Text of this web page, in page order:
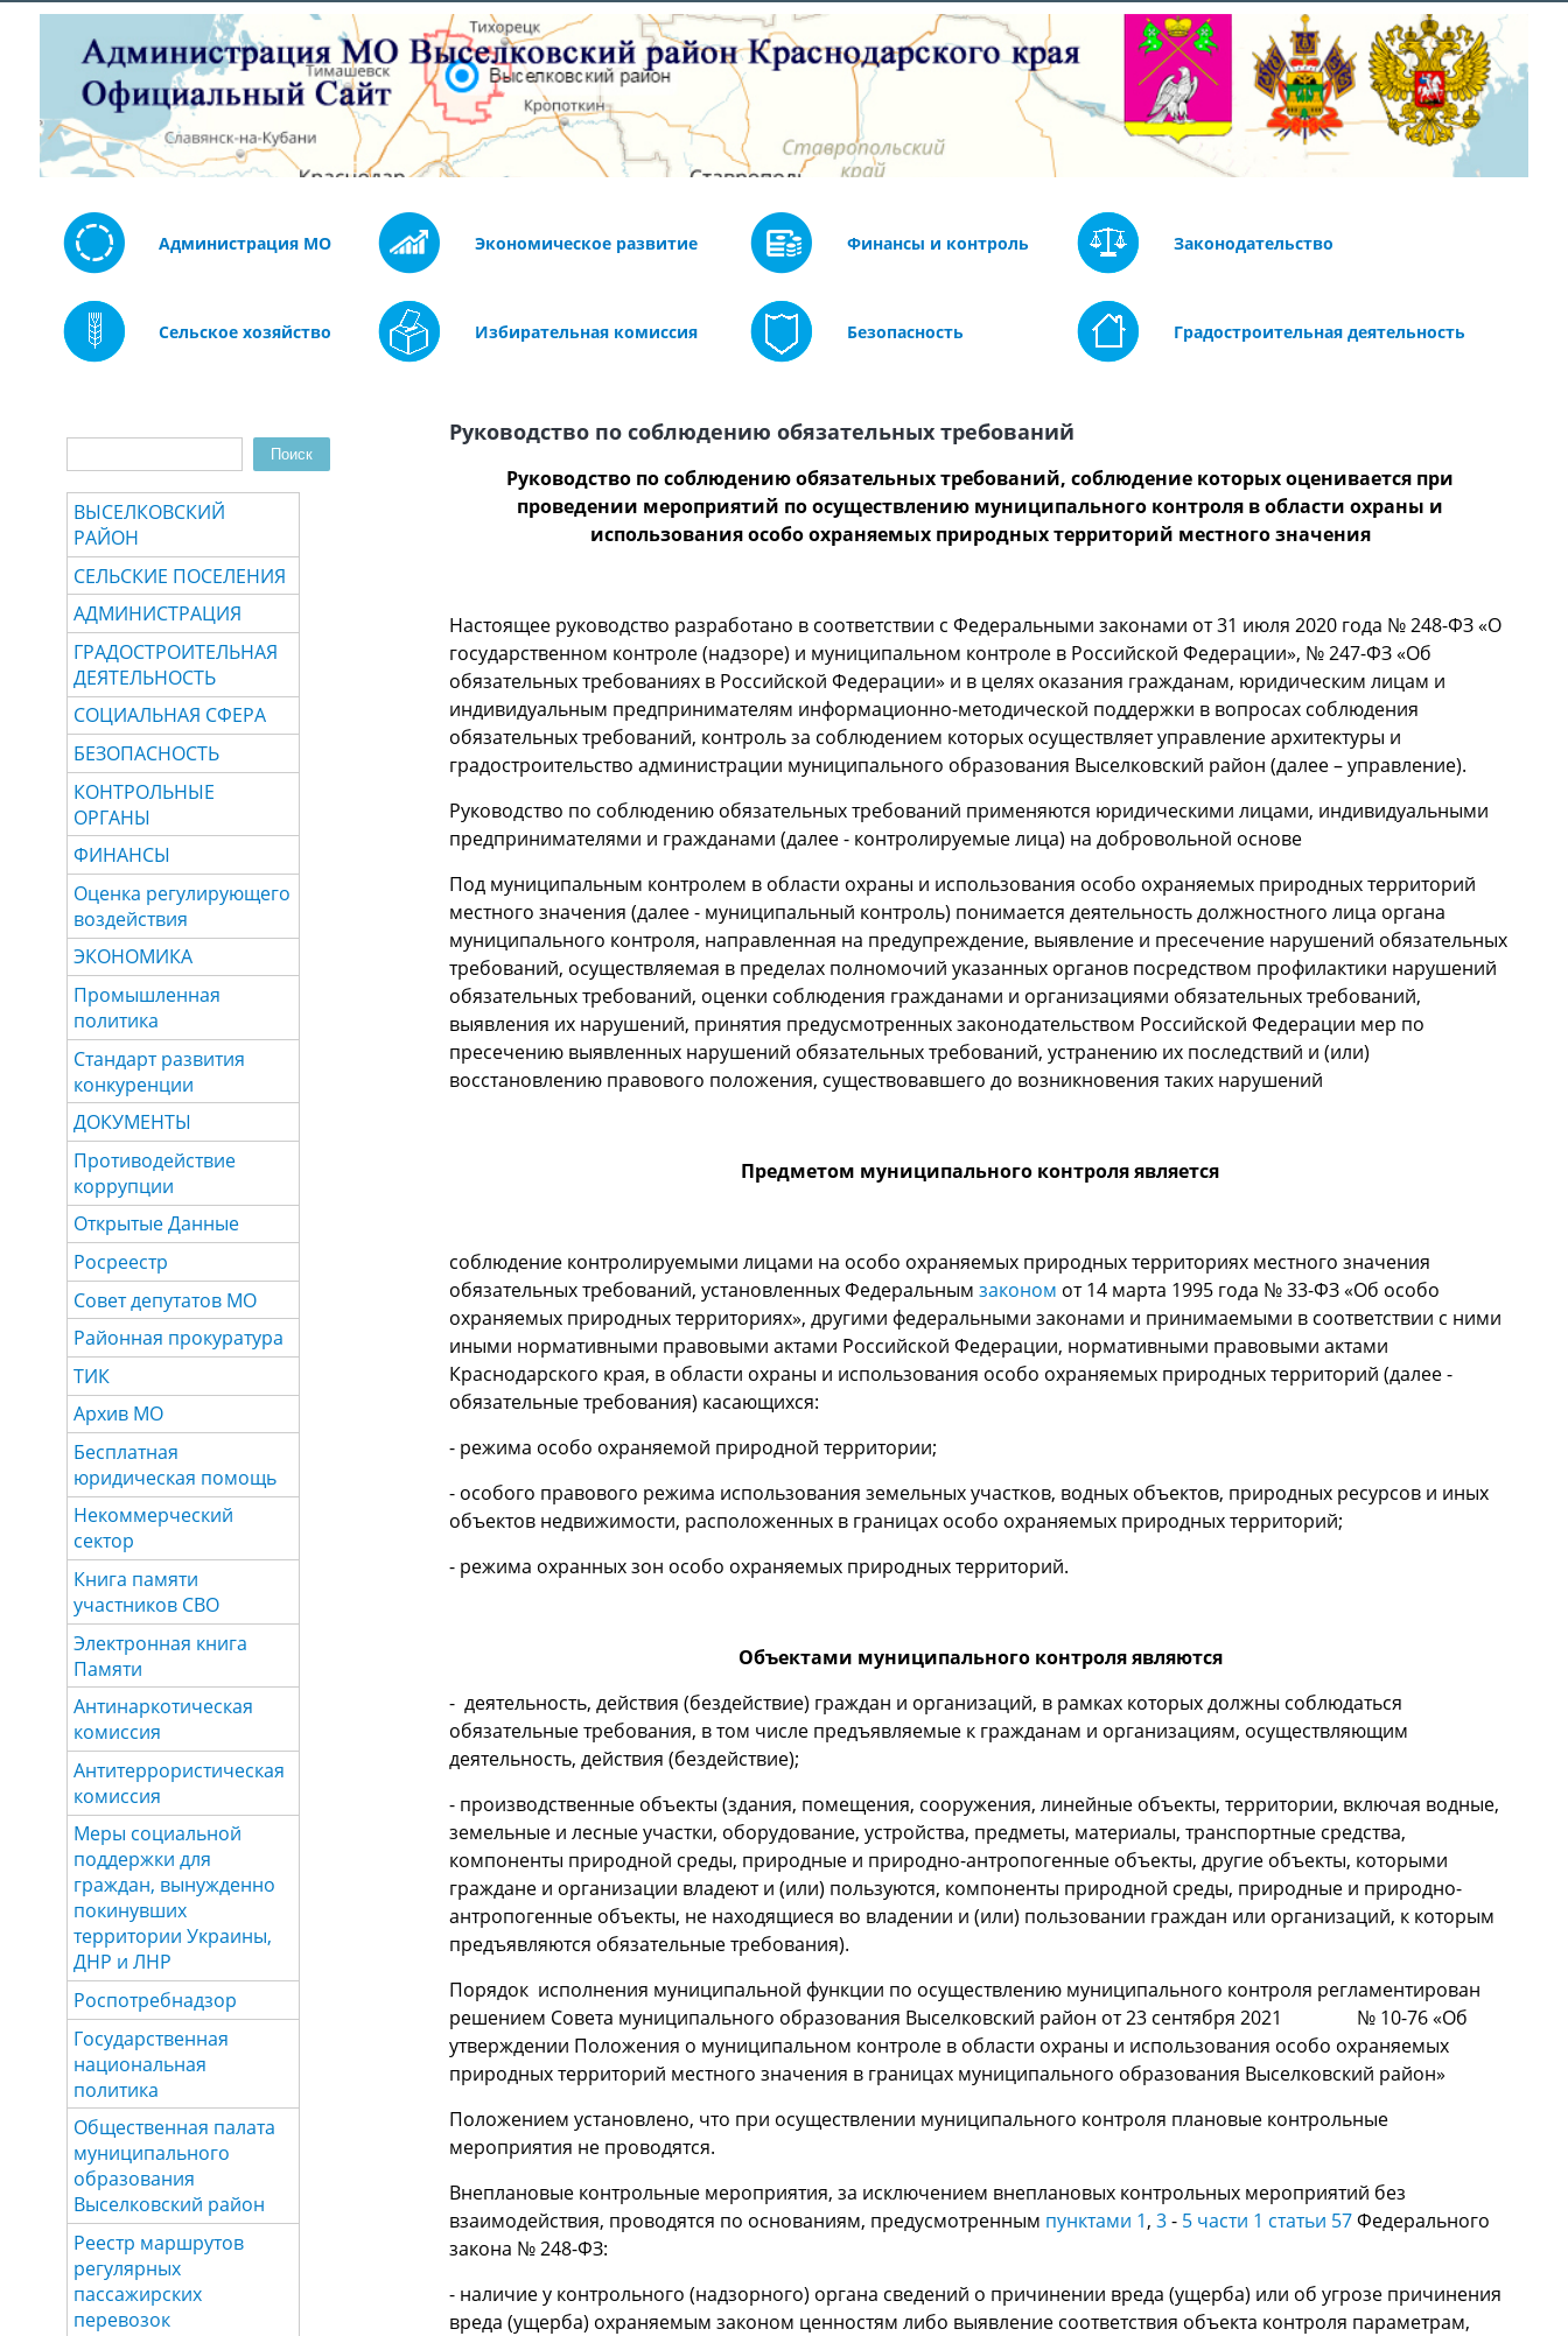
Администрация МО Экономическое развитие Финансы и контроль Законодательство
Сельское хозяйство Избирательная комиссия Безопасность Градостроительная деятельность
Руководство по соблюдению обязательных требований
Руководство по соблюдению обязательных требований, соблюдение которых оценивается при
проведении мероприятий по осуществлению муниципального контроля в области охраны и
использования особо охраняемых природных территорий местного значения
Настоящее руководство разработано в соответствии с Федеральными законами от 31 июля 2020 года № 248-ФЗ «О
государственном контроле (надзоре) и муниципальном контроле в Российской Федерации», № 247-ФЗ «Об
обязательных требованиях в Российской Федерации» и в целях оказания гражданам, юридическим лицам и
индивидуальным предпринимателям информационно-методической поддержки в вопросах соблюдения
обязательных требований, контроль за соблюдением которых осуществляет управление архитектуры и
градостроительство администрации муниципального образования Выселковский район (далее – управление).
Руководство по соблюдению обязательных требований применяются юридическими лицами, индивидуальными
предпринимателями и гражданами (далее - контролируемые лица) на добровольной основе
Под муниципальным контролем в области охраны и использования особо охраняемых природных территорий
местного значения (далее - муниципальный контроль) понимается деятельность должностного лица органа
муниципального контроля, направленная на предупреждение, выявление и пресечение нарушений обязательных
требований, осуществляемая в пределах полномочий указанных органов посредством профилактики нарушений
обязательных требований, оценки соблюдения гражданами и организациями обязательных требований,
выявления их нарушений, принятия предусмотренных законодательством Российской Федерации мер по
пресечению выявленных нарушений обязательных требований, устранению их последствий и (или)
восстановлению правового положения, существовавшего до возникновения таких нарушений
Предметом муниципального контроля является
соблюдение контролируемыми лицами на особо охраняемых природных территориях местного значения
обязательных требований, установленных Федеральнымзаконом от 14 марта 1995 года № 33-ФЗ «Об особо
охраняемых природных территориях», другими федеральными законами и принимаемыми в соответствии с ними
иными нормативными правовыми актами Российской Федерации, нормативными правовыми актами
Краснодарского края, в области охраны и использования особо охраняемых природных территорий (далее -
обязательные требования) касающихся:
- режима особо охраняемой природной территории;
- особого правового режима использования земельных участков, водных объектов, природных ресурсов и иных
объектов недвижимости, расположенных в границах особо охраняемых природных территорий;
- режима охранных зон особо охраняемых природных территорий.
Объектами муниципального контроля являются
- деятельность, действия (бездействие) граждан и организаций, в рамках которых должны соблюдаться
обязательные требования, в том числе предъявляемые к гражданам и организациям, осуществляющим
деятельность, действия (бездействие);
- производственные объекты (здания, помещения, сооружения, линейные объекты, территории, включая водные,
земельные и лесные участки, оборудование, устройства, предметы, материалы, транспортные средства,
компоненты природной среды, природные и природно-антропогенные объекты, другие объекты, которыми
граждане и организации владеют и (или) пользуются, компоненты природной среды, природные и природно-
антропогенные объекты, не находящиеся во владении и (или) пользовании граждан или организаций, к которым
предъявляются обязательные требования).
Порядок исполнения муниципальной функции по осуществлению муниципального контроля регламентирован
решением Совета муниципального образования Выселковский район от 23 сентября 2021 № 10-76 «Об
утверждении Положения о муниципальном контроле в области охраны и использования особо охраняемых
природных территорий местного значения в границах муниципального образования Выселковский район»
Положением установлено, что при осуществлении муниципального контроля плановые контрольные
мероприятия не проводятся.
Внеплановые контрольные мероприятия, за исключением внеплановых контрольных мероприятий без
взаимодействия, проводятся по основаниям, предусмотренным пунктами 1,3- 5 части 1 статьи 57Федерального
закона № 248-ФЗ:
- наличие у контрольного (надзорного) органа сведений о причинении вреда (ущерба) или об угрозе причинения
вреда (ущерба) охраняемым законом ценностям либо выявление соответствия объекта контроля параметрам,
Поиск
ВЫСЕЛКОВСКИЙ
РАЙОН
СЕЛЬСКИЕ ПОСЕЛЕНИЯ
АДМИНИСТРАЦИЯ
ГРАДОСТРОИТЕЛЬНАЯ
ДЕЯТЕЛЬНОСТЬ
СОЦИАЛЬНАЯ СФЕРА
БЕЗОПАСНОСТЬ
КОНТРОЛЬНЫЕ
ОРГАНЫ
ФИНАНСЫ
Оценка регулирующего
воздействия
ЭКОНОМИКА
Промышленная
политика
Стандарт развития
конкуренции
ДОКУМЕНТЫ
Противодействие
коррупции
Открытые Данные
Росреестр
Совет депутатов МО
Районная прокуратура
ТИК
Архив МО
Бесплатная
юридическая помощь
Некоммерческий
сектор
Книга памяти
участников СВО
Электронная книга
Памяти
Антинаркотическая
комиссия
Антитеррористическая
комиссия
Меры социальной
поддержки для
граждан, вынужденно
покинувших
территории Украины,
ДНР и ЛНР
Роспотребнадзор
Государственная
национальная
политика
Общественная палата
муниципального
образования
Выселковский район
Реестр маршрутов
регулярных
пассажирских
перевозок